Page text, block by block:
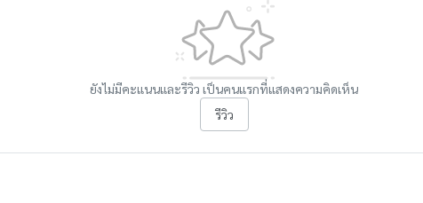
ยังไม่มีคะแนนและรีวิว เป็นคนแรกที่แสดงความคิดเห็น
รีวิว